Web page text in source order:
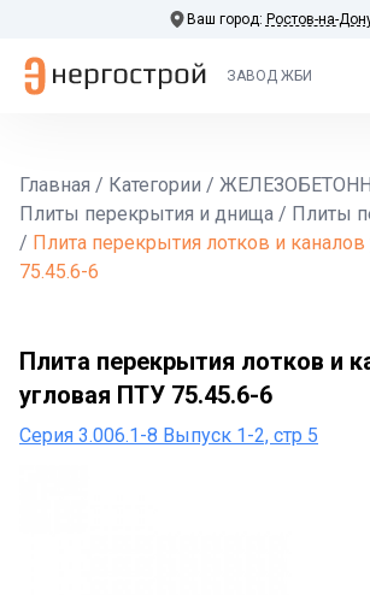
Ваш город: Ростов-на-
ЗАВОД ЖБИ
Главная / Категории /
Плиты перекрытия и днища / Плиты
/ Плита перекрытия лотков и
75.45.6-6
Плита перекрытия лотков и
угловая ПТУ 75.45.6-6
Серия 3.006.1-8 Выпуск 1-2, стр 5